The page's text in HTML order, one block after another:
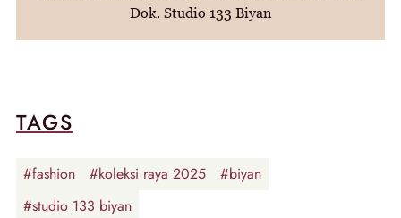
Dok. Studio 133 Biyan
TAGS
#fashion #koleksi raya 2025
#biyan
#studio 133 biyan